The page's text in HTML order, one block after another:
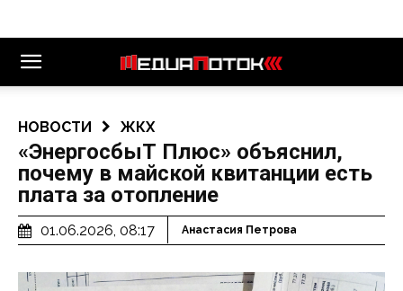
НОВОСТИ ЖКХ
«ЭнергосбыТ Плюс» объяснил,
почему в майской квитанции есть
плата за отопление
01.06.2026, 08:17 Анастасия Петрова